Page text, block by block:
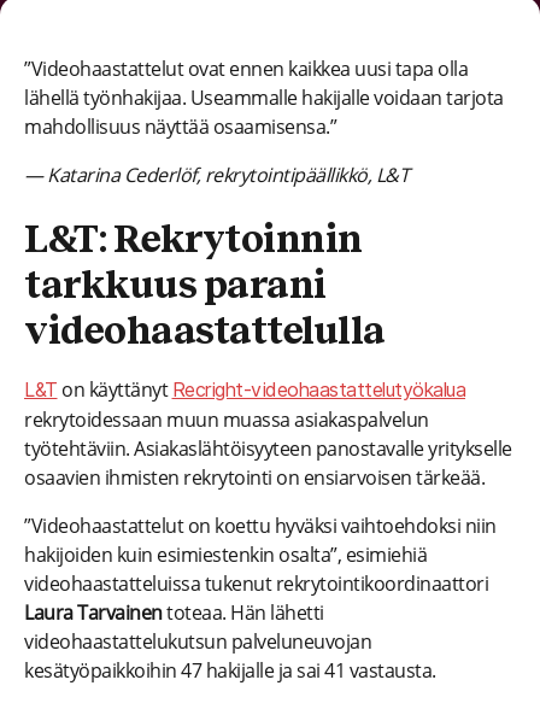
”Videohaastattelut ovat ennen kaikkea uusi tapa olla
lähellä työnhakijaa. Useammalle hakijalle voidaan tarjota
mahdollisuus näyttää osaamisensa.”
— Katarina Cederlöf, rekrytointipäällikkö, L&T
L&T: Rekrytoinnin
tarkkuus parani
videohaastattelulla
L&T on käyttänyt Recright-videohaastattelutyökalua
rekrytoidessaan muun muassa asiakaspalvelun
työtehtäviin. Asiakaslähtöisyyteen panostavalle yritykselle
osaavien ihmisten rekrytointi on ensiarvoisen tärkeää.
”Videohaastattelut on koettu hyväksi vaihtoehdoksi niin
hakijoiden kuin esimiestenkin osalta”, esimiehiä
videohaastatteluissa tukenut rekrytointikoordinaattori
Laura Tarvainentoteaa. Hän lähetti
videohaastattelukutsun palveluneuvojan
kesätyöpaikkoihin 47 hakijalle ja sai 41 vastausta.